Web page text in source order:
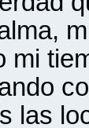
mi
las